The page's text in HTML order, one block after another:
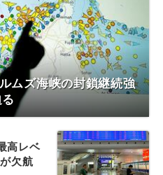
ムズ海峡の封鎖継続強
高レベ
欠航